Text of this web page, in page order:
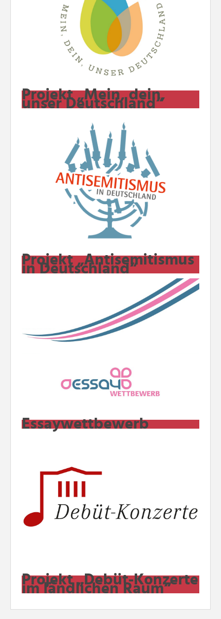
Projekt „Mein, dein,
unser Deutschland“
Projekt „Antisemitismus
in Deutschland“
Essaywettbewerb
Projekt „Debüt-Konzerte
im ländlichen Raum“